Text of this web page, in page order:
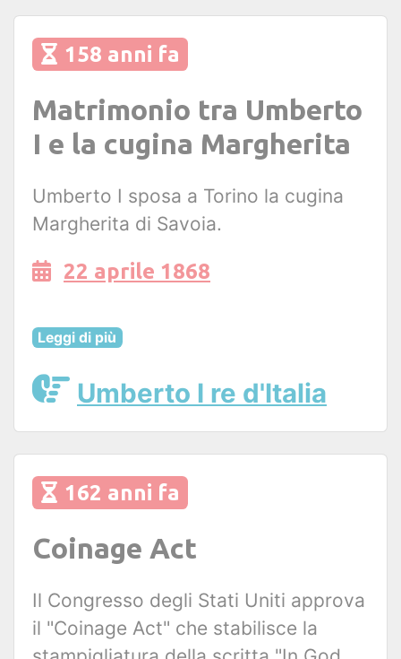
158 anni fa
Matrimonio tra Umberto
I e la cugina Margherita
Umberto I sposa a Torino la cugina
Margherita di Savoia.
22 aprile 1868
Leggi di più
Umberto I re d'Italia
162 anni fa
Coinage Act
Il Congresso degli Stati Uniti approva
il "Coinage Act" che stabilisce la